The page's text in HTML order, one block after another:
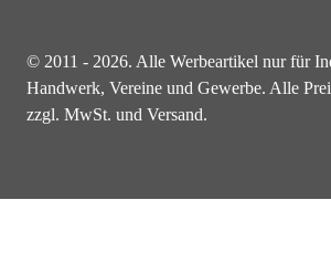
© 2011 - 2026. Alle Werbeartikel nur für
Handwerk, Vereine und Gewerbe. Alle
zzgl. MwSt. und Versand.